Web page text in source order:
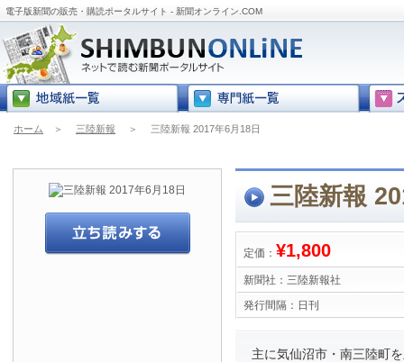
電子版新聞の販売・購読ポータルサイト - 新聞オンライン.COM
ホーム ＞ 三陸新報 ＞ 三陸新報 2017年6月18日
三陸新報
定価： ¥1,800
新聞社： 三陸新報社
発行間隔： 日刊
主に気仙沼市・南三陸町